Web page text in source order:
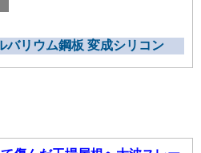
バリウム鋼板 変成シリコン